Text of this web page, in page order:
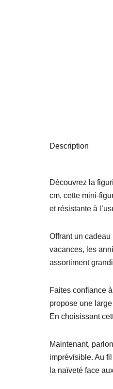
Description
Découvrez la
cm, cette mini-
et résistante à
Offrant un
vacances, les
assortiment
Faites confiance
propose une
En choisissant
Maintenant,
imprévisible. Au
la naïveté face